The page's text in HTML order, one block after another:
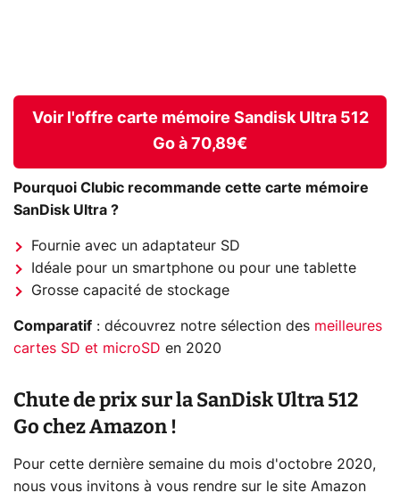
Voir l'offre carte mémoire Sandisk Ultra 512
Go à 70,89€
Pourquoi Clubic recommande cette carte mémoire
SanDisk Ultra ?
Fournie avec un adaptateur SD
Idéale pour un smartphone ou pour une tablette
Grosse capacité de stockage
Comparatif : découvrez notre sélection des meilleures
cartes SD et microSD en 2020
Chute de prix sur la SanDisk Ultra 512
Go chez Amazon !
Pour cette dernière semaine du mois d'octobre 2020,
nous vous invitons à vous rendre sur le site Amazon